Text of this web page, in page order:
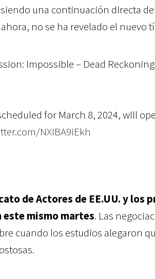
una continuación directa
no se ha revelado el nuevo
Impossible – Dead
for March 8, 2024, will
NXIBA9iEkh
de Actores de EE.UU. y los
este mismo martes. Las
cuando los estudios alegaron